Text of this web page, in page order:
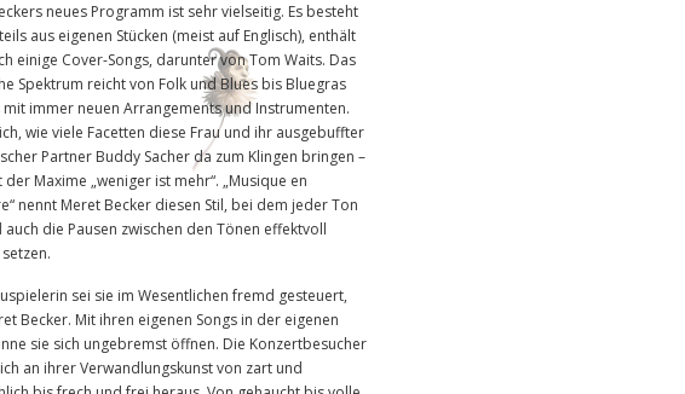
neues Programm ist sehr vielseitig. Es besteht
aus eigenen Stücken (meist auf Englisch), enthält
einige Cover-Songs, darunter von Tom Waits. Das
Spektrum reicht von Folk und Blues bis Bluegras
mit immer neuen Arrangements und Instrumenten.
wie viele Facetten diese Frau und ihr ausgebuffter
Partner Buddy Sacher da zum Klingen bringen –
der Maxime „weniger ist mehr“. „Musique en
nennt Meret Becker diesen Stil, bei dem jeder Ton
auch die Pausen zwischen den Tönen effektvoll
sei sie im Wesentlichen fremd gesteuert,
Becker. Mit ihren eigenen Songs in der eigenen
sie sich ungebremst öffnen. Die Konzertbesucher
an ihrer Verwandlungskunst von zart und